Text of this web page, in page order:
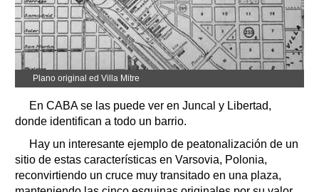
Plano original ed Villa Mitre
En CABA se las puede ver en Juncal y Libertad,
donde identifican a todo un barrio.
Hay un interesante ejemplo de peatonalización de un
sitio de estas características en Varsovia, Polonia,
reconvirtiendo un cruce muy transitado en una plaza,